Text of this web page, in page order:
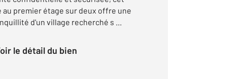
premier étage sur deux offre une
d'un village recherché s ...
Voir le détail du bien